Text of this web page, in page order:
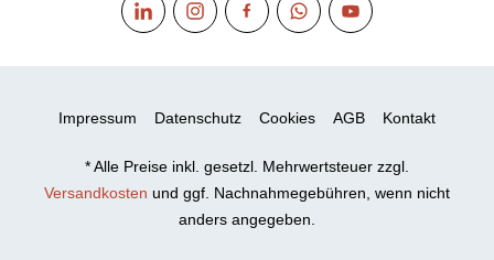
Impressum Datenschutz Cookies AGB Kontakt
* Alle Preise inkl. gesetzl. Mehrwertsteuer zzgl.
Versandkosten und ggf. Nachnahmegebühren, wenn nicht
anders angegeben.